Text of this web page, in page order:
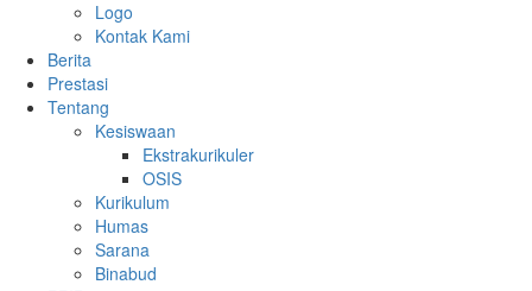
Logo
Kontak Kami
Berita
Prestasi
Tentang
Kesiswaan
Ekstrakurikuler
OSIS
Kurikulum
Humas
Sarana
Binabud